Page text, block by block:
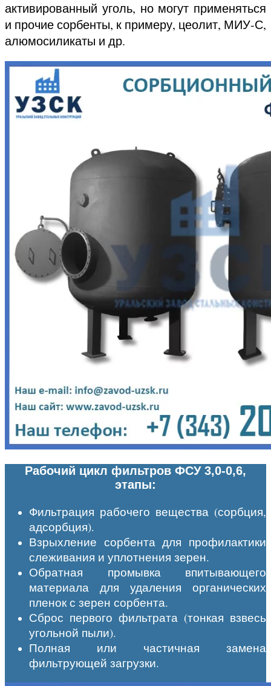
активированный уголь, но могут применяться
и прочие сорбенты, к примеру, цеолит, МИУ-С,
алюмосиликаты и др.
Рабочий цикл фильтров ФСУ 3,0-0,6,
этапы:
Фильтрация рабочего вещества (сорбция,
адсорбция).
Взрыхление сорбента для профилактики
слеживания и уплотнения зерен.
Обратная промывка впитывающего
материала для удаления органических
пленок с зерен сорбента.
Сброс первого фильтрата (тонкая взвесь
угольной пыли).
Полная или частичная замена
фильтрующей загрузки.